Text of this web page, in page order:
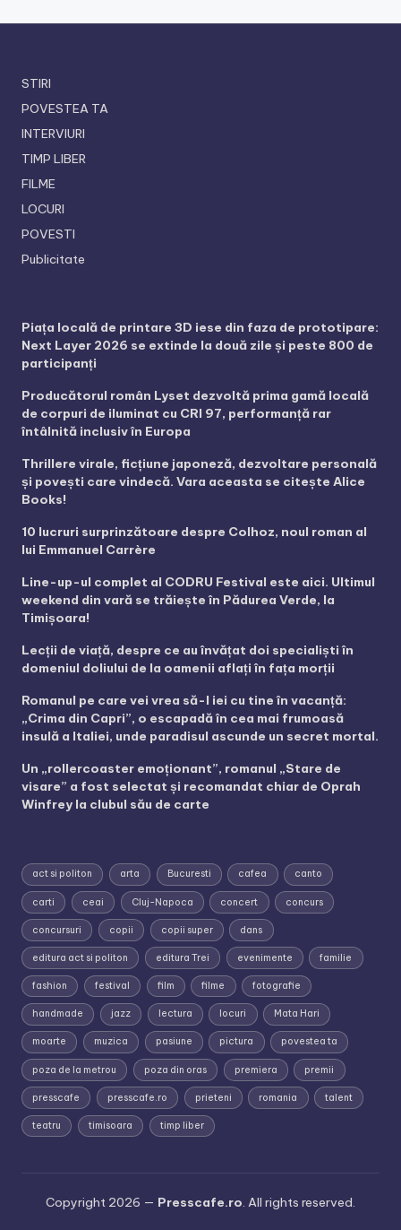
STIRI
POVESTEA TA
INTERVIURI
TIMP LIBER
FILME
LOCURI
POVESTI
Publicitate
Piața locală de printare 3D iese din faza de prototipare:
Next Layer 2026 se extinde la două zile și peste 800 de
participanți
Producătorul român Lyset dezvoltă prima gamă locală
de corpuri de iluminat cu CRI 97, performanță rar
întâlnită inclusiv în Europa
Thrillere virale, ficțiune japoneză, dezvoltare personală
și povești care vindecă. Vara aceasta se citește Alice
Books!
10 lucruri surprinzătoare despre Colhoz, noul roman al
lui Emmanuel Carrère
Line-up-ul complet al CODRU Festival este aici. Ultimul
weekend din vară se trăiește în Pădurea Verde, la
Timișoara!
Lecții de viață, despre ce au învățat doi specialiști în
domeniul doliului de la oamenii aflați în fața morții
Romanul pe care vei vrea să-l iei cu tine în vacanță:
„Crima din Capri”, o escapadă în cea mai frumoasă
insulă a Italiei, unde paradisul ascunde un secret mortal.
Un „rollercoaster emoționant”, romanul „Stare de
visare” a fost selectat și recomandat chiar de Oprah
Winfrey la clubul său de carte
act si politon arta Bucuresti cafea canto
carti ceai Cluj-Napoca concert concurs
concursuri copii copii super dans
editura act si politon editura Trei evenimente familie
fashion festival film filme fotografie
handmade jazz lectura locuri Mata Hari
moarte muzica pasiune pictura povestea ta
poza de la metrou poza din oras premiera premii
presscafe presscafe.ro prieteni romania talent
teatru timisoara timp liber
Copyright 2026 — Presscafe.ro. All rights reserved.